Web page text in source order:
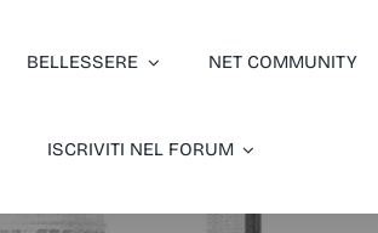
BELLESSERE NET COMMUNITY
ISCRIVITI NEL FORUM